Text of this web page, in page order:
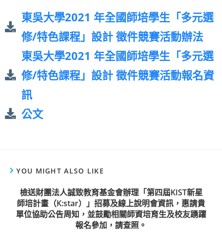
東吳大學2021 年全國師培學生「多元選
修/特色課程」設計 徵件競賽活動辦法
東吳大學2021 年全國師培學生「多元選
修/特色課程」設計 徵件競賽活動報名資
訊
公文
YOU MIGHT ALSO LIKE
檢送財團法人誠致教育基金會辦理「第四屆KIST新星
師培計畫（K:star）」招募及線上說明會資訊，惠請貴
單位協助公告周知，並鼓勵相關師資培育生及校友踴躍
報名參加，請查照。